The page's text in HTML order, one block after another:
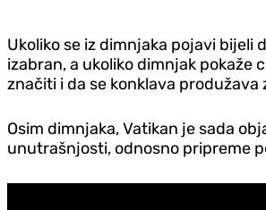
Ukoliko se iz dimnjaka pojavi bijeli
izabran, a ukoliko dimnjak pokaže
značiti i da se konklava produžava
Osim dimnjaka, Vatikan je sada
unutrašnjosti, odnosno pripreme